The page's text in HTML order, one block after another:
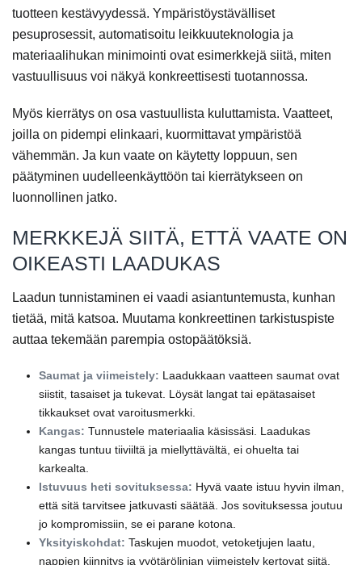
tuotteen kestävyydessä. Ympäristöystävälliset
pesuprosessit, automatisoitu leikkuuteknologia ja
materiaalihukan minimointi ovat esimerkkejä siitä, miten
vastuullisuus voi näkyä konkreettisesti tuotannossa.
Myös kierrätys on osa vastuullista kuluttamista. Vaatteet,
joilla on pidempi elinkaari, kuormittavat ympäristöä
vähemmän. Ja kun vaate on käytetty loppuun, sen
päätyminen uudelleenkäyttöön tai kierrätykseen on
luonnollinen jatko.
MERKKEJÄ SIITÄ, ETTÄ VAATE ON
OIKEASTI LAADUKAS
Laadun tunnistaminen ei vaadi asiantuntemusta, kunhan
tietää, mitä katsoa. Muutama konkreettinen tarkistuspiste
auttaa tekemään parempia ostopäätöksiä.
Saumat ja viimeistely: Laadukkaan vaatteen saumat ovat
siistit, tasaiset ja tukevat. Löysät langat tai epätasaiset
tikkaukset ovat varoitusmerkki.
Kangas: Tunnustele materiaalia käsissäsi. Laadukas
kangas tuntuu tiiviiltä ja miellyttävältä, ei ohuelta tai
karkealta.
Istuvuus heti sovituksessa: Hyvä vaate istuu hyvin ilman,
että sitä tarvitsee jatkuvasti säätää. Jos sovituksessa joutuu
jo kompromissiin, se ei parane kotona.
Yksityiskohdat: Taskujen muodot, vetoketjujen laatu,
nappien kiinnitys ja vyötärölinjan viimeistely kertovat siitä,